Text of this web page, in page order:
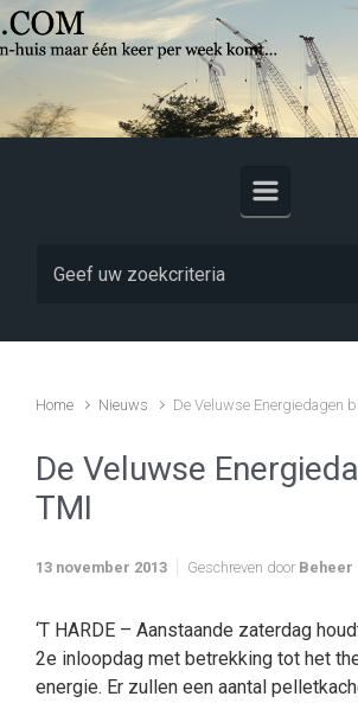
Skip to main content
Home Nieuws De Veluwse Energiedagen
De Veluwse
TMI
13 november 2013 Geschreven door Beheer
‘T HARDE – Aanstaande zaterdag
2e inloopdag met betrekking tot het
energie. Er zullen een aantal